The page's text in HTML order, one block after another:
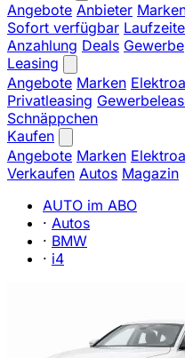
Angebote Anbieter
Sofort verfügbar
Anzahlung Deals Gewerbe
Leasing
Angebote Marken
Privatleasing
Schnäppchen
Kaufen
Angebote Marken
Verkaufen Autos Magazin
AUTO im ABO
· Autos
· BMW
· i4